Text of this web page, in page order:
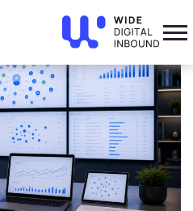
Home Blog
» الباك لينك في SEO: كيف ترفع ثقة موقعك بأمان؟